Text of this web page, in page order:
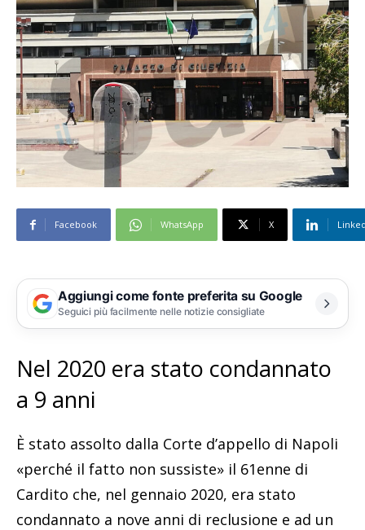
Facebook WhatsApp X
Aggiungi come fonte preferita su Google
Seguici più facilmente nelle notizie consigliate
Nel 2020 era stato condannato
a 9 anni
È stato assolto dalla Corte d’appello di Napoli
«perché il fatto non sussiste» il 61enne di
Cardito che, nel gennaio 2020, era stato
condannato a nove anni di reclusione e ad un